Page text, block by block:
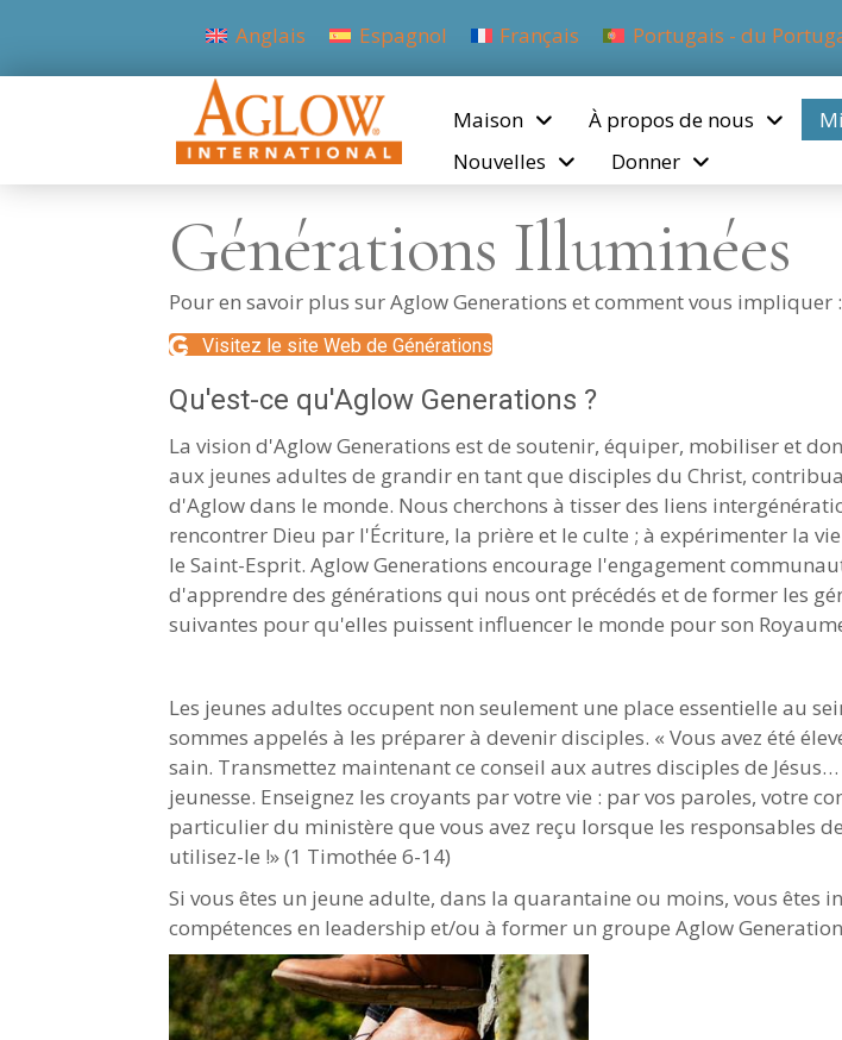
Anglais Espagnol Français Portugais - du
Maison À propos de nous
Nouvelles
Donner
Générations Illuminées
Pour en savoir plus sur Aglow Generations et comment vous impliquer :
Visitez le site Web de Générations
Qu'est-ce qu'Aglow Generations ?
La vision d'Aglow Generations est de soutenir, équiper, mobiliser et
aux jeunes adultes de grandir en tant que disciples du Christ,
d'Aglow dans le monde. Nous cherchons à tisser des liens
rencontrer Dieu par l'Écriture, la prière et le culte ; à expérimenter la
le Saint-Esprit. Aglow Generations encourage l'engagement
d'apprendre des générations qui nous ont précédés et de former les
suivantes pour qu'elles puissent influencer le monde pour son
Les jeunes adultes occupent non seulement une place essentielle au
sommes appelés à les préparer à devenir disciples. « Vous avez été
sain. Transmettez maintenant ce conseil aux autres disciples de
jeunesse. Enseignez les croyants par votre vie : par vos paroles, votre
particulier du ministère que vous avez reçu lorsque les responsables
utilisez-le !» (1 Timothée 6-14)
Si vous êtes un jeune adulte, dans la quarantaine ou moins, vous
compétences en leadership et/ou à former un groupe Aglow